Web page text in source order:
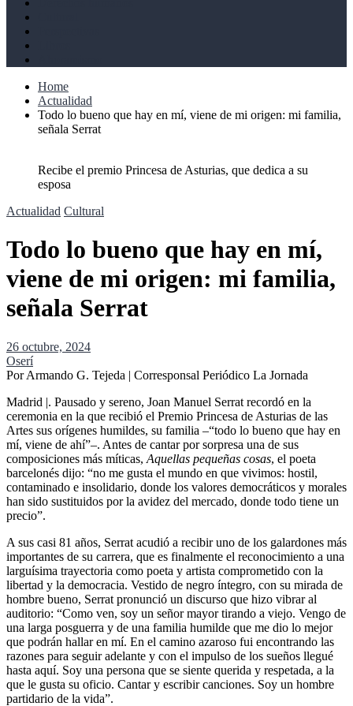
Home
Actualidad
Todo lo bueno que hay en mí, viene de mi origen: mi familia,
señala Serrat
Recibe el premio Princesa de Asturias, que dedica a su
esposa
Actualidad Cultural
Todo lo bueno que hay en mí,
viene de mi origen: mi familia,
señala Serrat
26 octubre, 2024
Oserí
Por Armando G. Tejeda | Corresponsal Periódico La Jornada
Madrid |. Pausado y sereno, Joan Manuel Serrat recordó en la
ceremonia en la que recibió el Premio Princesa de Asturias de las
Artes sus orígenes humildes, su familia – todo lo bueno que hay en
mí, viene de ahí –. Antes de cantar por sorpresa una de sus
composiciones más míticas, Aquellas pequeñas cosas, el poeta
barcelonés dijo:
no me gusta el mundo en que vivimos: hostil,
contaminado e insolidario, donde los valores democráticos y morales
han sido sustituidos por la avidez del mercado, donde todo tiene un
precio .
A sus casi 81 años, Serrat acudió a recibir uno de los galardones más
importantes de su carrera, que es finalmente el reconocimiento a una
larguísima trayectoria como poeta y artista comprometido con la
libertad y la democracia. Vestido de negro íntegro, con su mirada de
hombre bueno, Serrat pronunció un discurso que hizo vibrar al
auditorio:
Como ven, soy un señor mayor tirando a viejo. Vengo de
una larga posguerra y de una familia humilde que me dio lo mejor
que podrán hallar en mí. En el camino azaroso fui encontrando las
razones para seguir adelante y con el impulso de los sueños llegué
hasta aquí. Soy una persona que se siente querida y respetada, a la
que le gusta su oficio. Cantar y escribir canciones. Soy un hombre
partidario de la vida .